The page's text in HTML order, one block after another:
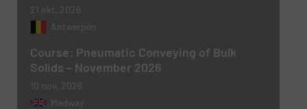
CAPTCHA
VERSTUREN
21 okt, 2026
Antwerpen
Course: Pneumatic Conveying of Bulk
Solids – November 2026
10 nov, 2026
Medway